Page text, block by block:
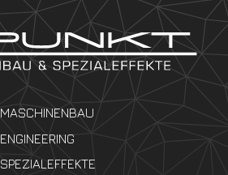
MASCHINENBAU
ENGINEERING
SPEZIALEFFEKTE